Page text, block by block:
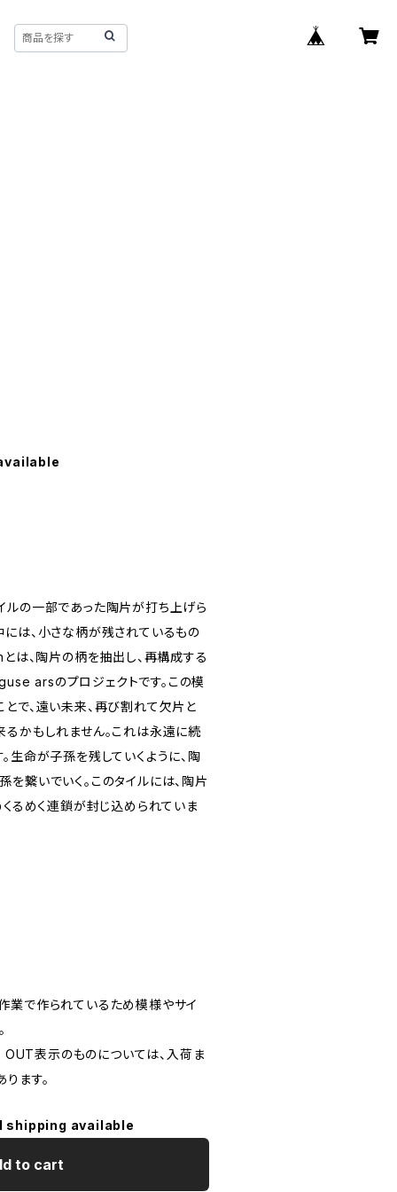
ルの一部であった陶片が打ち上げら
には、小さな柄が残されているもの
は、陶片の柄を抽出し、再構成する
arsのプロジェクトです。この模
で、遠い未来、再び割れて欠片と
るかもしれません。これは永遠に続
生命が子孫を残していくように、陶
繋いでいく。このタイルには、陶片
くるめく連鎖が封じ込められていま
業で作られているため模様やサイ
OUT表示のものについては、入荷ま
ます。
shipping available
to cart